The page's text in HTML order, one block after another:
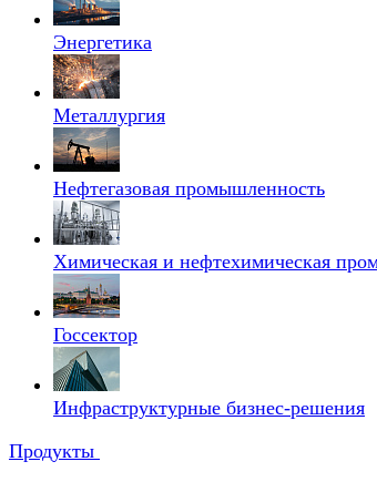
Энергетика
Металлургия
Нефтегазовая промышленность
Химическая и нефтехимическая
Госсектор
Инфраструктурные бизнес-решения
Продукты